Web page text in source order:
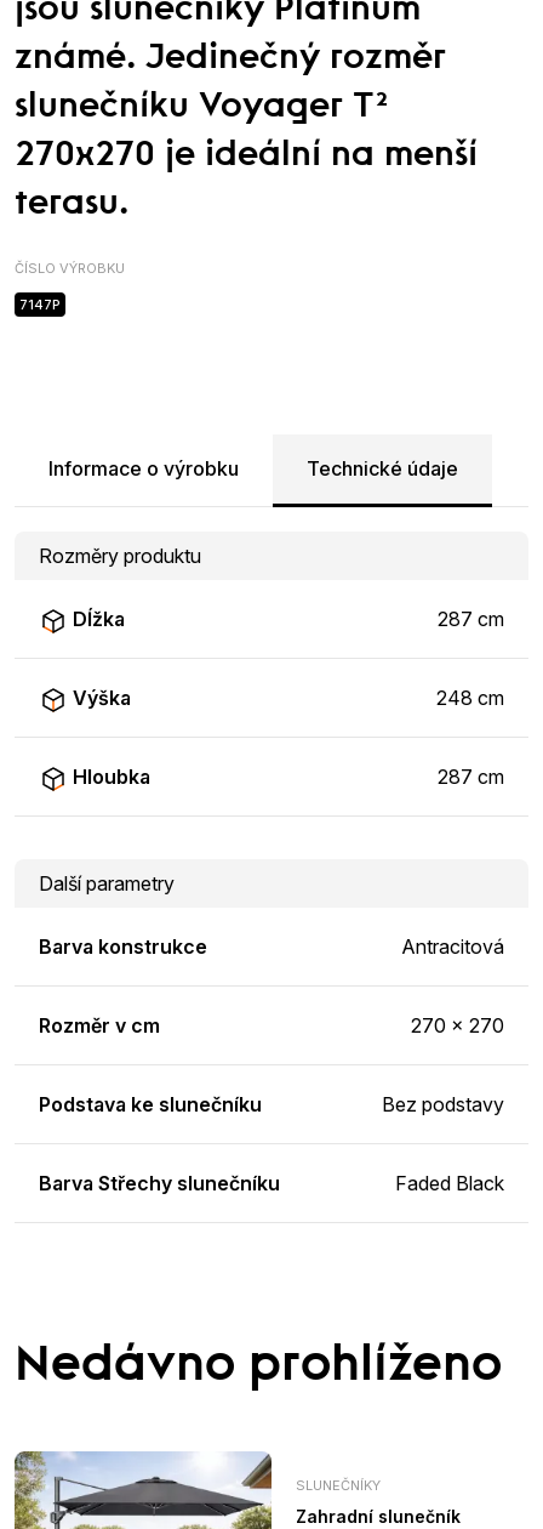
jsou slunečníky Platinum
známé. Jedinečný rozměr
slunečníku Voyager T²
270x270 je ideální na menší
terasu.
ČÍSLO VÝROBKU
7147P
Informace o výrobku Technické údaje
Rozměry produktu
Dĺžka 287 cm
Výška 248 cm
Hloubka 287 cm
Další parametry
Barva konstrukce Antracitová
Rozměr v cm 270 x 270
Podstava ke slunečníku Bez podstavy
Barva Střechy slunečníku Faded Black
Nedávno prohlíženo
SLUNEČNÍKY
Zahradní slunečník